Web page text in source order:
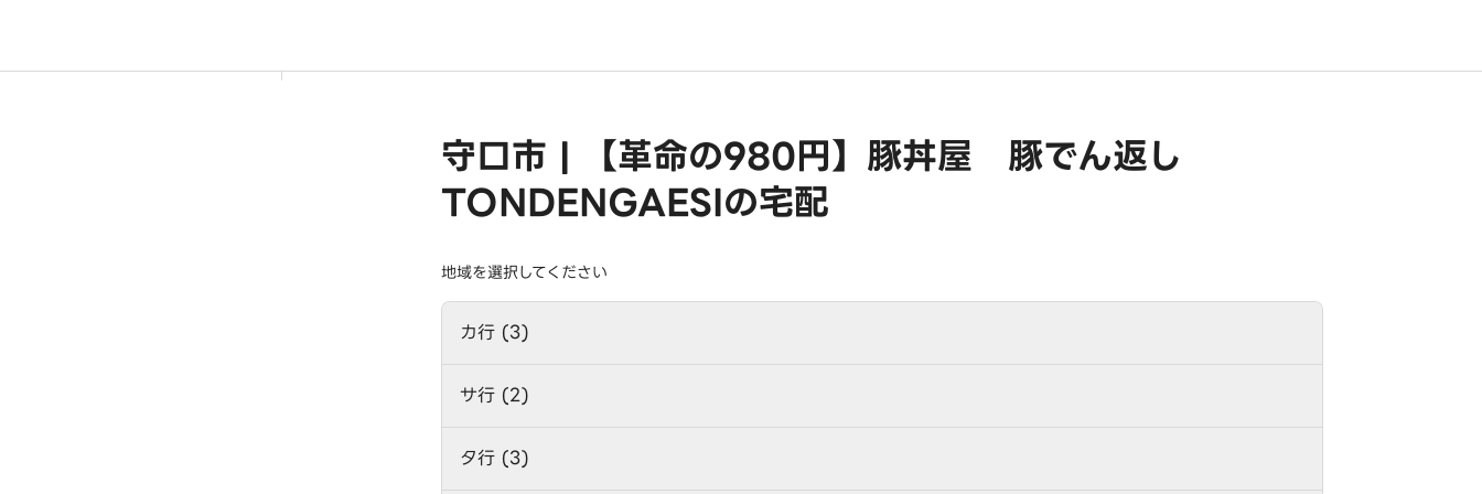
守口市 | 【革命の980円】豚丼屋 豚でん返し
TONDENGAESIの宅配
地域を選択してください
カ行 (3)
サ行 (2)
タ行 (3)